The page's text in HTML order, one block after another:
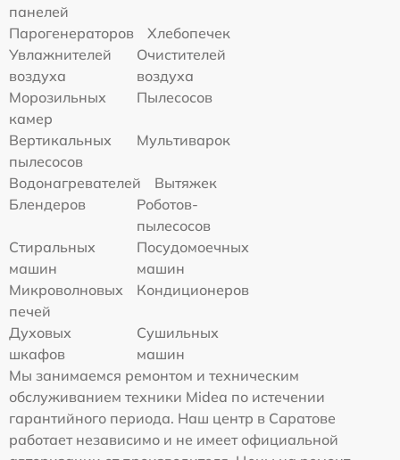
панелей
Парогенераторов
Хлебопечек
Увлажнителей
воздуха
Очистителей
воздуха
Морозильных
камер
Пылесосов
Вертикальных
пылесосов
Мультиварок
Водонагревателей
Вытяжек
Блендеров
Роботов-
пылесосов
Стиральных
машин
Посудомоечных
машин
Микроволновых
печей
Кондиционеров
Духовых
шкафов
Сушильных
машин
Мы занимаемся ремонтом и техническим
обслуживанием техники Midea по истечении
гарантийного периода. Наш центр в Саратове
работает независимо и не имеет официальной